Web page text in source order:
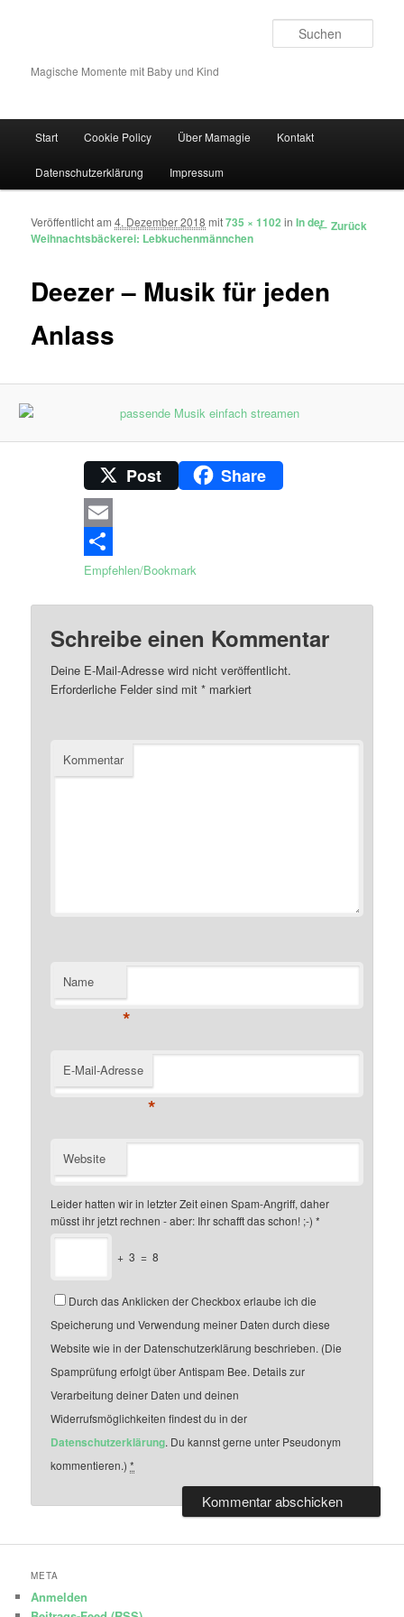
Magische Momente mit Baby und Kind
Zum Inhalt wechseln
Zum sekundären Inhalt wechseln
Start Cookie Policy Über Mamagie Kontakt
Datenschutzerklärung Impressum
Bilder-Navigation ← Zurück
Deezer – Musik für jeden
Anlass
Veröffentlicht am4. Dezember 2018 mit735 × 1102 inIn der
Weihnachtsbäckerei: Lebkuchenmännchen
Post Share
Email
Empfehlen/Bookmark
Schreibe einen Kommentar
Deine E-Mail-Adresse wird nicht veröffentlicht.
Erforderliche Felder sind mit* markiert
Kommentar
Name
*
E-Mail-Adresse
*
Website
Leider hatten wir in letzter Zeit einen Spam-Angriff, daher
müsst ihr jetzt rechnen - aber: Ihr schafft das schon! ;-) *
+ 3 = 8
Durch das Anklicken der Checkbox erlaube ich die
Speicherung und Verwendung meiner Daten durch diese
Website wie in der Datenschutzerklärung beschrieben. (Die
Spamprüfung erfolgt über Antispam Bee. Details zur
Verarbeitung deiner Daten und deinen
Widerrufsmöglichkeiten findest du in der
Datenschutzerklärung. Du kannst gerne unter Pseudonym
kommentieren.)*
META
Anmelden